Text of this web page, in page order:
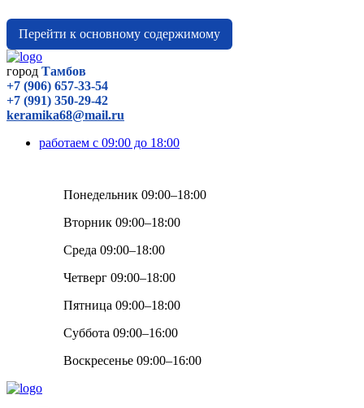
Перейти к основному содержимому
город Тамбов
+7 (906) 657-33-54
+7 (991) 350-29-42
keramika68@mail.ru
работаем с 09:00 до 18:00
Понедельник 09:00–18:00
Вторник 09:00–18:00
Среда 09:00–18:00
Четверг 09:00–18:00
Пятница 09:00–18:00
Суббота 09:00–16:00
Воскресенье 09:00–16:00